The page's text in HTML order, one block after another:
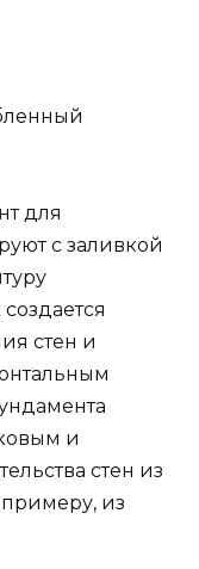
для
с заливкой
стен и
и
стен из
из